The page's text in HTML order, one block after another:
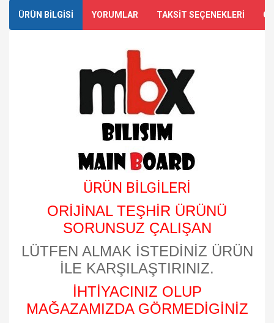
ÜRÜN BİLGİSİ YORUMLAR TAKSİT SEÇENEKLERİ
ÜRÜN BİLGİLERİ
ORİJİNAL TEŞHİR ÜRÜNÜ
SORUNSUZ ÇALIŞAN
LÜTFEN ALMAK İSTEDİNİZ ÜRÜN
İLE KARŞILAŞTIRINIZ.
İHTİYACINIZ OLUP
MAĞAZAMIZDA GÖRMEDİGİNİZ